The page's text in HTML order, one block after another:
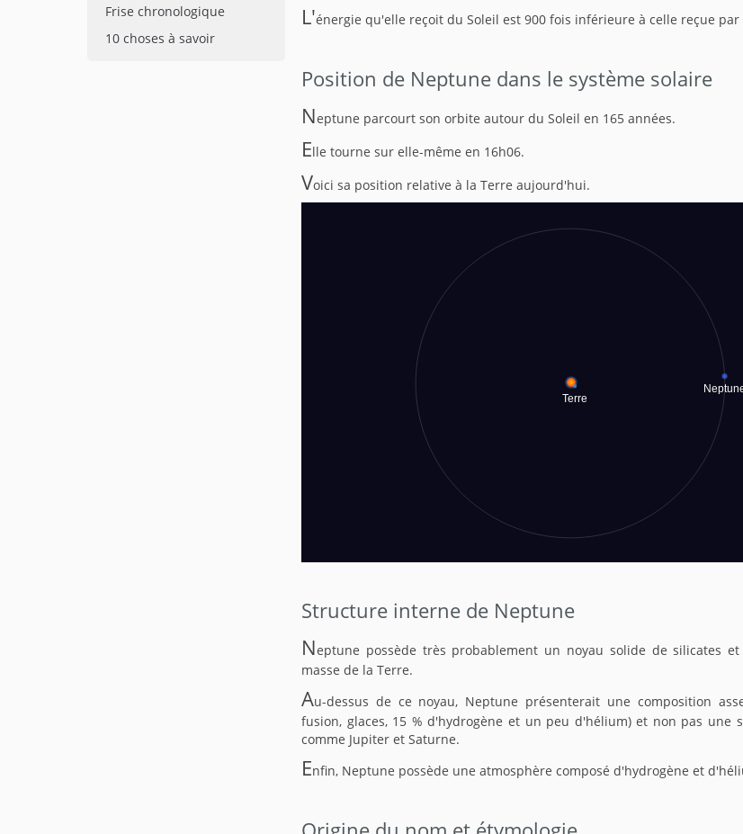
Frise chronologique
10 choses à savoir
L'énergie qu'elle reçoit du Soleil est 900 fois inférieure à celle reçue
Position de Neptune dans le système solaire
Neptune parcourt son orbite autour du Soleil en 165 années.
Elle tourne sur elle-même en 16h06.
Voici sa position relative à la Terre aujourd'hui.
Structure interne de Neptune
Neptune possède très probablement un noyau solide de silicates
masse de la Terre.
Au-dessus de ce noyau, Neptune présenterait une composition
fusion, glaces, 15 % d'hydrogène et un peu d'hélium) et non pas une
comme Jupiter et Saturne.
Enfin, Neptune possède une atmosphère composé d'hydrogène et